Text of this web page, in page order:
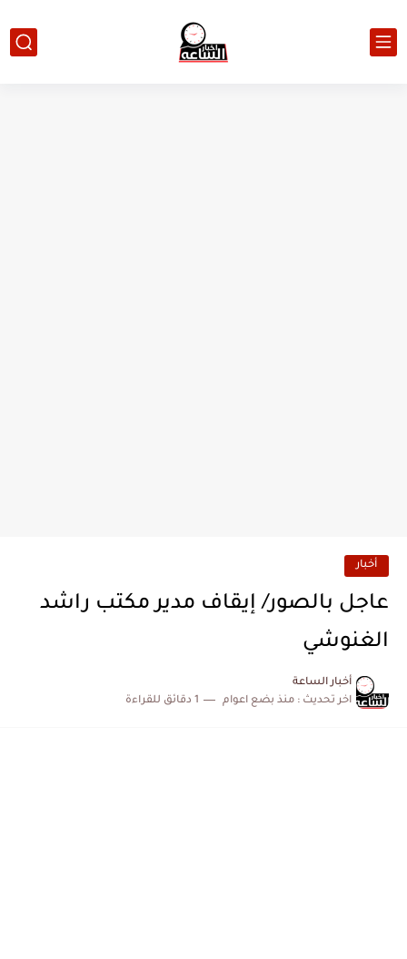
أخبار
عاجل بالصور/ إيقاف مدير مكتب راشد
الغنوشي
أخبار الساعة
اخر تحديث : منذ بضع اعوام 1 دقائق للقراءة